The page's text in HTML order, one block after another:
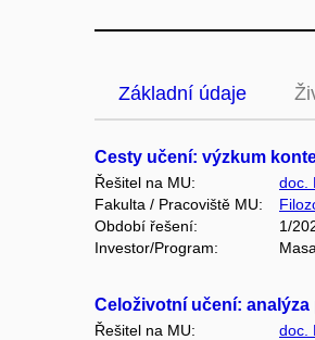
Základní údaje
Cesty učení: výzkum
Řešitel na MU:
doc.
Fakulta / Pracoviště MU:
Období řešení:
1/
Investor/Program:
Celoživotní učení: analýza
Řešitel na MU:
doc.